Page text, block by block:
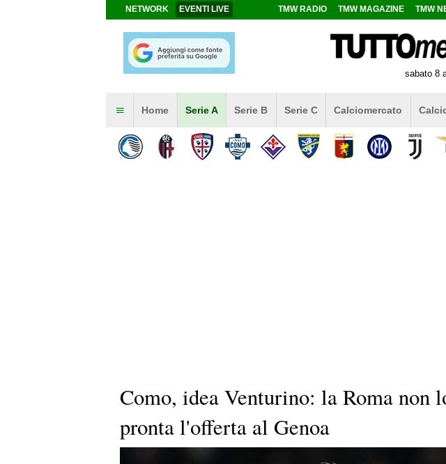
NETWORK EVENTI LIVE TMW RADIO TMW MAGAZINE TMW
sabato 8
Home Serie A Serie B Serie C Calciomercato
Como, idea Venturino: la Roma non
pronta l'offerta al Genoa